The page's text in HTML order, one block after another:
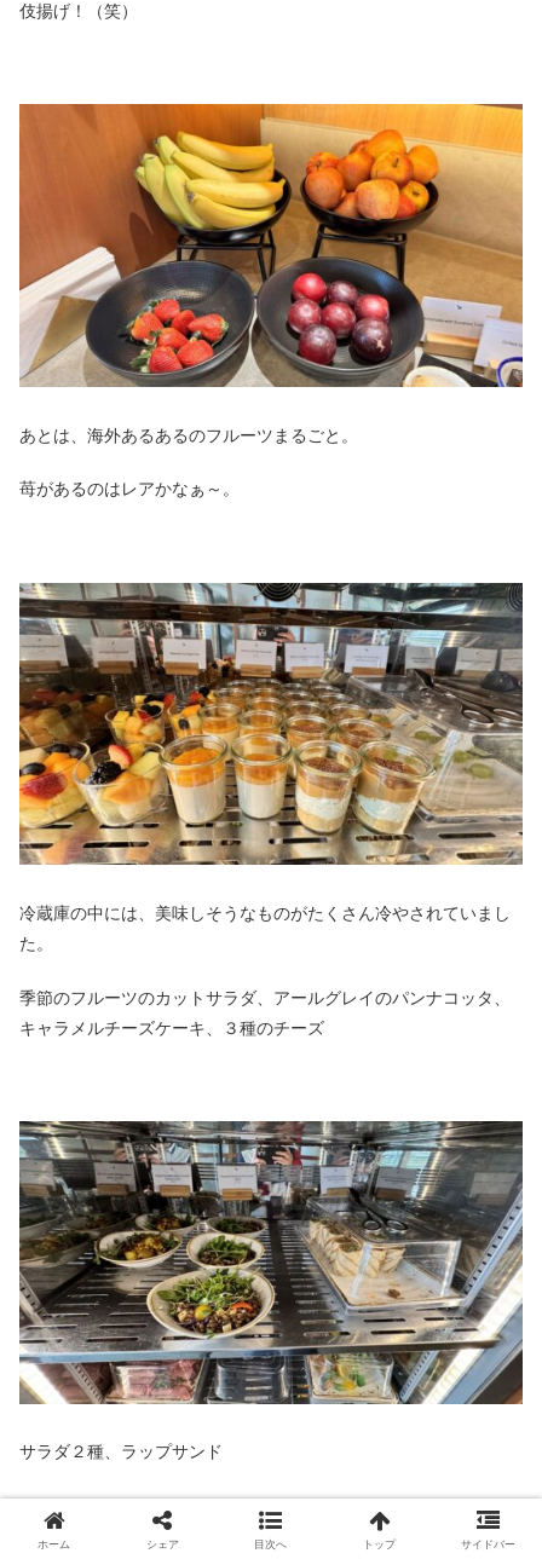
伎揚げ！（笑）
あとは、海外あるあるのフルーツまるごと。
苺があるのはレアかなぁ～。
冷蔵庫の中には、美味しそうなものがたくさん冷やされていまし
た。
季節のフルーツのカットサラダ、アールグレイのパンナコッタ、
キャラメルチーズケーキ、３種のチーズ
サラダ２種、ラップサンド
ホーム シェア 目次へ トップ サイドバー